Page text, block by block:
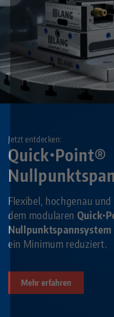
Quick•Point®
Jetzt entdecken:
Flexibel, hochgenau
dem modularen
Nullpunktspannsystem
ein Minimum reduziert.
Mehr erfahren